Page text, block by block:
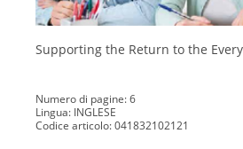
Supporting the Return to the
Numero di pagine: 6
Lingua: INGLESE
Codice articolo: 041832102121